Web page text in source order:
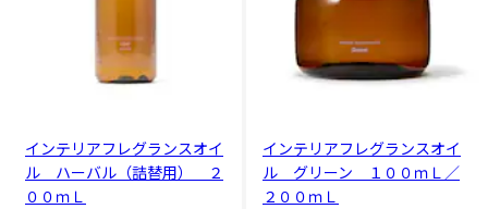
インテリアフレグランスオイ
ル ハーバル（詰替用） ２
００ｍＬ
インテリアフレグランスオイ
ル グリーン １００ｍＬ／
２００ｍＬ